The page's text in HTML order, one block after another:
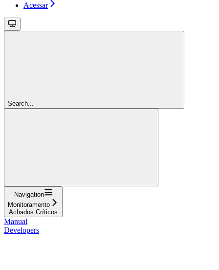
Acessar
Search...
Navigation
Monitoramento
Achados Críticos
Manual
Developers